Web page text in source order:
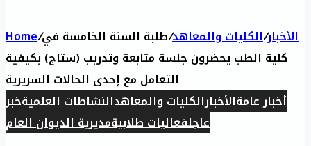
Home/ الأخبار/الكليات والمعاهد/طلبة السنة الخامسة في
كلية الطب يحضرون جلسة متابعة وتدريب (ستاج) بكيفية
التعامل مع إحدى الحالات السريرية
أخبار عامةالأخبارالكليات والمعاهدالنشاطات العلميةخبر
عاجلفعاليات طلابيةمديرية الديوان العام